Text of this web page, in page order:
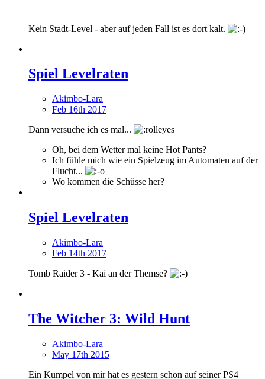
Kein Stadt-Level - aber auf jeden Fall ist es dort kalt.
Spiel Levelraten
Akimbo-Lara
Feb 16th 2017
Dann versuche ich es mal...
Oh, bei dem Wetter mal keine Hot Pants?
Ich fühle mich wie ein Spielzeug im Automaten auf der
Flucht...
Wo kommen die Schüsse her?
Spiel Levelraten
Akimbo-Lara
Feb 14th 2017
Tomb Raider 3 - Kai an der Themse?
The Witcher 3: Wild Hunt
Akimbo-Lara
May 17th 2015
Ein Kumpel von mir hat es gestern schon auf seiner PS4